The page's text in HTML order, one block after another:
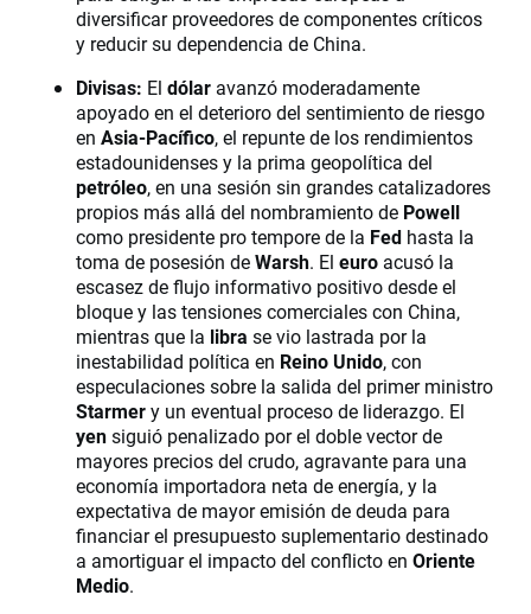
diversificar proveedores de componentes críticos
y reducir su dependencia de China.
Divisas: El dólar avanzó moderadamente
apoyado en el deterioro del sentimiento de riesgo
en Asia-Pacífico, el repunte de los rendimientos
estadounidenses y la prima geopolítica del
petróleo, en una sesión sin grandes catalizadores
propios más allá del nombramiento de Powell
como presidente pro tempore de la Fed hasta la
toma de posesión deWarsh. El euro acusó la
escasez de flujo informativo positivo desde el
bloque y las tensiones comerciales con China,
mientras que la libra se vio lastrada por la
inestabilidad política en Reino Unido, con
especulaciones sobre la salida del primer ministro
Starmery un eventual proceso de liderazgo. El
yensiguió penalizado por el doble vector de
mayores precios del crudo, agravante para una
economía importadora neta de energía, y la
expectativa de mayor emisión de deuda para
financiar el presupuesto suplementario destinado
a amortiguar el impacto del conflicto en Oriente
Medio.